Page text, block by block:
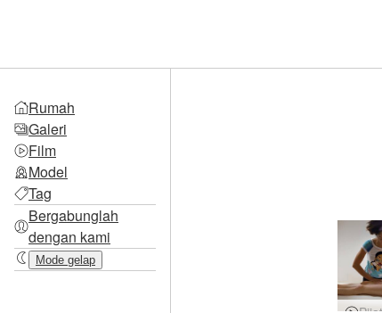
Rumah
Galeri
Film
Model
Tag
Bergabunglah
dengan kami
Mode gelap